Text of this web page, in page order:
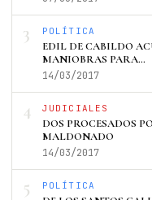
3 POLÍTICA
EDIL DE CABILDO
MANIOBRAS PARA…
14/03/2017
4 JUDICIALES
DOS PROCESADOS
MALDONADO
14/03/2017
5 POLÍTICA